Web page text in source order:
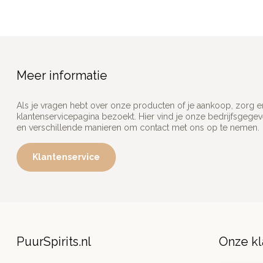
Meer informatie
Als je vragen hebt over onze producten of je aankoop, zorg
klantenservicepagina bezoekt. Hier vind je onze
en verschillende manieren om contact met ons op te nemen.
Klantenservice
PuurSpirits.nl Onze